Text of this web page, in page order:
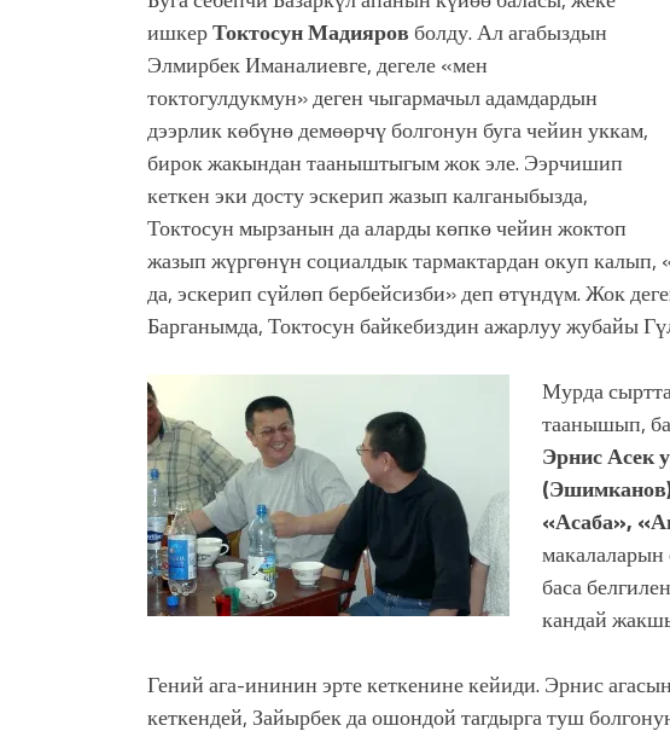
ишкерТоктосун Мадияровболду. Ал агабыздын
Элмирбек Иманалиевге, дегеле «мен
токтогулдукмун» деген чыгармачыл адамдардын
дээрлик көбүнө демөөрчү болгонун буга чейин уккам,
бирок жакындан тааныштыгым жок эле. Ээрчишип
кеткен эки досту эскерип жазып калганыбызда,
Токтосун мырзанын да аларды көпкө чейин жоктоп
жазып жүргөнүн социалдык тармактардан окуп
да, эскерип сүйлөп бербейсизби» деп өтүндүм. Жок
Барганымда, Токтосун байкебиздин ажарлуу жубайы
Мурда
таанышып,
Эрнис Асек
«Асаба»,
баса
кандай
Гений ага-ининин эрте кеткенине кейиди. Эрнис
кеткендей, Зайырбек да ошондой тагдырга туш